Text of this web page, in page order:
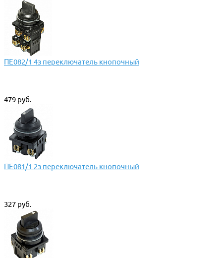
ПЕ082/1 4з переключатель кнопочный
479 руб.
ПЕ081/1 2з переключатель кнопочный
327 руб.